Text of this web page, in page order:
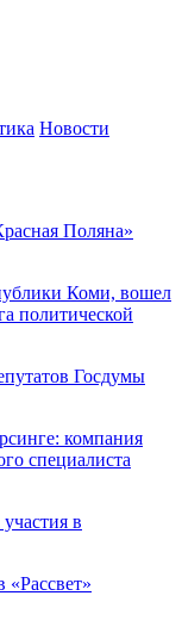
Новости
Поляна»
Коми, вошел
политической
Госдумы
компания
специалиста
в
«Рассвет»